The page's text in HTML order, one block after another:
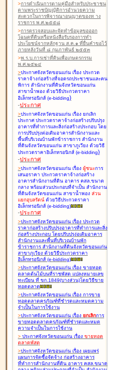
>การดำเนินการตามคู่มือสำหรับประชาชน
ตามพระราชบัญญัติการอำนวยความ
สะดวกในการพิจารณาอนุญาตของท าง
ราชการ พ.ศ.๒๕๕๘
>การตรวจสอบและจัดทำข้อมูลขอออก
โฉนดที่ดินหรือหนังสือรับรองการทำ
ประโยชน์จากหลักฐาน ส.ค.๑ ที่ยื่นคำขอไว้
ภายหลังวันที่ ๘ กุมภาพันธ์ ๒๕๕๓
>พ.ร.บ.การเช่าที่ดินเพื่อเกษตรกรรม
พ.ศ.๒๕๒๔
>ประกาศจังหวัดขอนแก่น เรื่อง ประกวด
ราคาจ้างก่อสร้างที่จอดรถประชาชนและคน
พิการ สำนักงานที่ดินจังหวัดขอนแก่น
สาขาน้ำพอง ด้วยวิธีประกวดราคา
อิเล็กทรอนิกส์ (e-bidding)
-ประกาศ
>ประกาศจังหวัดขอนแก่น เรื่อง ยกเลิก
ประกาศ ประกวดราคาจ้างก่อสร้างปรับปรุง
อาคารที่ทำการและสิ่งก่อสร้างประกอบ โดย
การปรับปรุงต่อเติมอาคารสำนักงานและ
พื้นที่บริเวณบ้านพักข้าราชการ สำนักงาน
ที่ดินจังหวัดขอนแก่น สาขาภูเวียง ด้วยวิธี
ประกวดราคาอิเล็กทรอนิกส์ (e-bidding)
-ประกาศ
>ประกาศจังหวัดขอนแก่น เรื่อง ผู้ชนะการ
เสนอราคา ประกวดราคาจ้างก่อสร้าง
อาคารสำนักงานที่ดิน อาคาร คสล.ขนาด
กลาง พร้อมส่วนประกอบที่จำเป็น สำนักงาน
ที่ดินจังหวัดขอนแก่น สาขาน้ำพอง ส่วน
แยกอุบลรัตน์ ด้วยวิธีประกวดราคา
อิเล็กทรอนิกส์ (e-bidding)
-ประกาศ
>ประกาศจังหวัดขอนแก่น เรื่อง ประกวด
ราคาก่อสร้างปรับปรุงอาคารที่ทำการและสิ่ง
ก่อสร้างประกอบ โดยปรับปรุง่อเติมอาคาร
สำนักงานและพื้นที่บริเวณบ้านพัก
ข้าราชการ สำนักงานที่ดินจังหวัดขอนแก่น
สาขาภูเวียง ด้วยวิธีประกวดราคา
อิเล็กทรอนิกส์ (e-bidding)
>ประกาศจังหวัดขอนแก่น เรื่อง ขายทอด
ตลาดต้นไม้บนที่ราชพัสดุ แปลงหมายเลข
ทะเบียน ที่ ขก.1849(บางส่วน)โดยวิธีขาย
ทอดตลาด
>ประกาศจังหวัดขอนแก่น เรื่อง การขาย
ทอดตลาดครุภัณฑ์ที่ชำรุดและหมดความ
จำเป็นในการใช้งาน
>ประกาศจังหวัดขอนแก่น เรื่อง ยกเลิกการ
ขายทอดตลาดครุภัณฑ์ที่ชำรุดและหมด
ความจำเป็นในการใช้งาน
> ประกาศจังหวัดขอนแก่น เรื่อง ขายทอด
ตลาดพัสดุ
>ประกาศจังหวัดขอนแก่น เรื่อง เผยแพร่
แผนการจัดซื้อจัดจ้าง ก่อสร้างอาคาร
ที่ทำการสำนักงานที่ดิน อาคาร คสล.ขนาด